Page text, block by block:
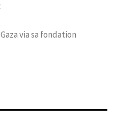
via sa fondation